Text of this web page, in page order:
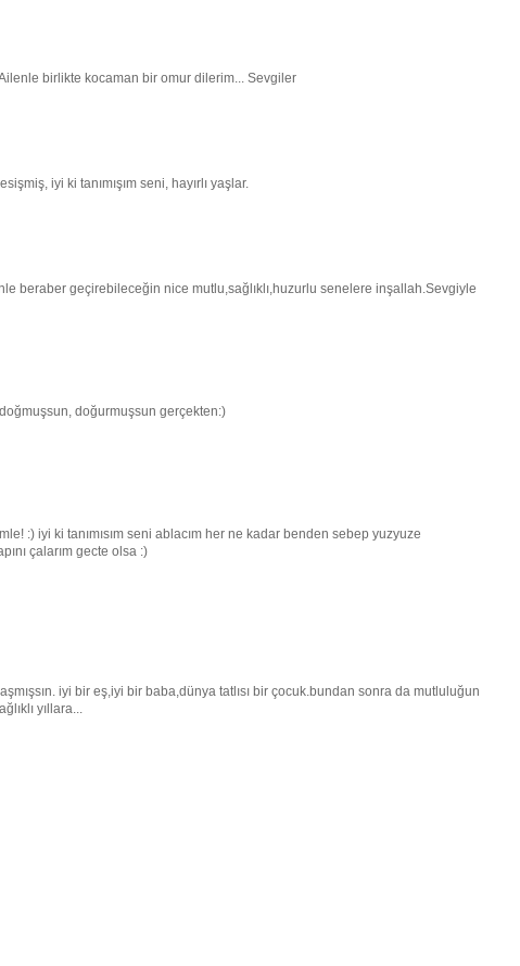
birlikte kocaman bir omur dilerim... Sevgiler
iyi ki tanımışım seni, hayırlı yaşlar.
beraber geçirebileceğin nice mutlu,sağlıklı,huzurlu senelere inşallah.Sevgiyle
doğurmuşsun gerçekten:)
:) iyi ki tanımısım seni ablacım her ne kadar benden sebep yuzyuze
çalarım gecte olsa :)
iyi bir eş,iyi bir baba,dünya tatlısı bir çocuk.bundan sonra da mutluluğun
yıllara...